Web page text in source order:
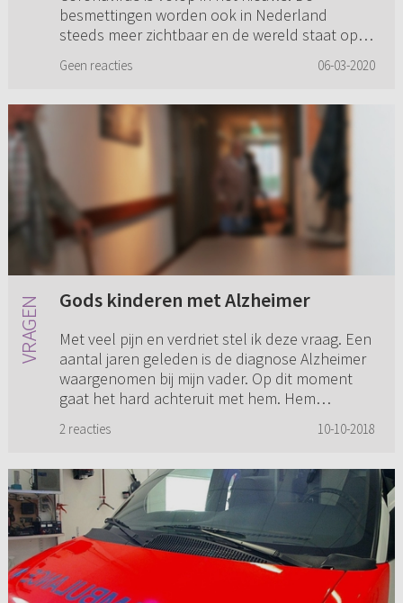
besmettingen worden ook in Nederland
steeds meer zichtbaar en de wereld staat op
Geen reacties 06-03-2020
Gods kinderen met Alzheimer
Met veel pijn en verdriet stel ik deze vraag. Een
aantal jaren geleden is de diagnose Alzheimer
waargenomen bij mijn vader. Op dit moment
gaat het hard achteruit met hem. Hem
2 reacties 10-10-2018